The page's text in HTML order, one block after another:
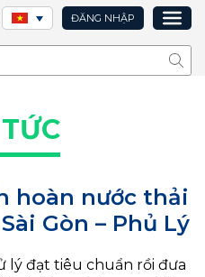
ĐĂNG NHẬP
Tìm
hoàn nước thải
Gòn – Phủ Lý
lý đạt tiêu chuẩn rồi đưa